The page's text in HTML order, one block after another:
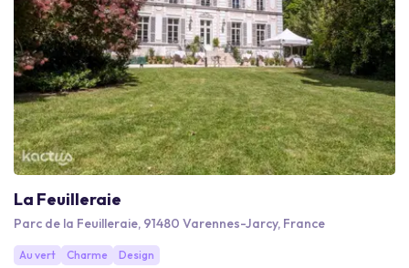
La Feuilleraie
Parc de la Feuilleraie, 91480 Varennes-Jarcy, France
Au vert Charme Design